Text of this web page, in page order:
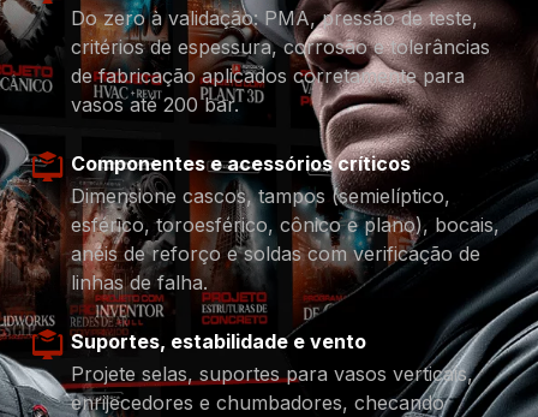
Do zero à validação: PMA, pressão de teste,
critérios de espessura, corrosão e tolerâncias
de fabricação aplicados corretamente para
vasos até 200 bar.
Componentes e acessórios críticos
Dimensione cascos, tampos (semielíptico,
esférico, toroesférico, cônico e plano), bocais,
anéis de reforço e soldas com verificação de
linhas de falha.
Suportes, estabilidade e vento
Projete selas, suportes para vasos verticais,
enrijecedores e chumbadores, checando